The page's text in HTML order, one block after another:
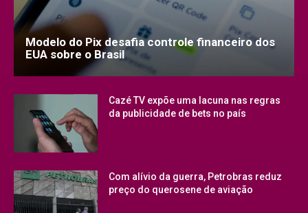
Modelo do Pix desafia controle financeiro dos
EUA sobre o Brasil
Cazé TV expõe uma lacuna nas regras
da publicidade de bets no país
Com alívio da guerra, Petrobras reduz
preço do querosene de aviação